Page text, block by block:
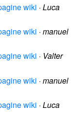
wiki · Luca
wiki · manuel
wiki · Valter
wiki · manuel
wiki · Luca